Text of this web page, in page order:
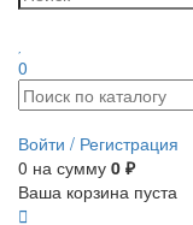
0
Войти / Регистрация
0 на сумму 0 ₽
Ваша корзина пуста